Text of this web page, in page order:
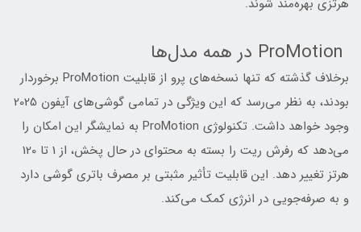
برخلاف گذشته که تنها نسخه‌های پرو از قابلیت ProMotion برخوردار
بودند، به نظر می‌رسد که این ویژگی در تمامی گوشی‌های آیفون 2025
وجود خواهد داشت. تکنولوژی ProMotion به نمایشگر این امکان را
می‌دهد که رفرش ریت را بسته به محتوای در حال پخش، از 1 تا 120
هرتز تغییر دهد. این قابلیت تأثیر مثبتی بر مصرف باتری گوشی دارد
و به صرفه‌جویی در انرژی کمک می‌کند.